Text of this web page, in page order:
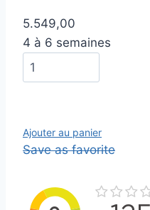
5.549,00
4 à 6 semaines
Ajouter au panier
Save as favorite